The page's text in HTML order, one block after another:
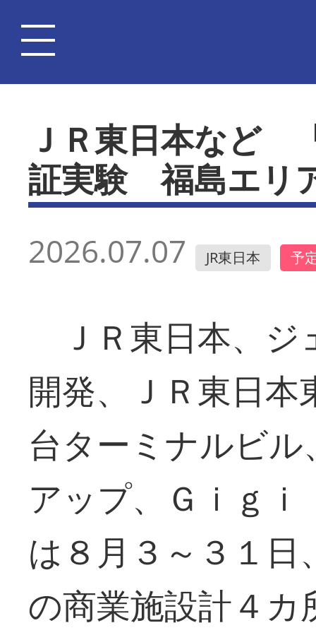
ＪＲ東日本など
証実験 福島エリ
2026.07.07 JR東日本 予
ＪＲ東日本、ジ
開発、ＪＲ東日
台ターミナルビ
アップ、Ｇｉｇ
は８月３～３１
の商業施設計４